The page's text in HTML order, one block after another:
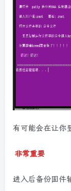
有可能会在让你
非常重要
进入后备份固件